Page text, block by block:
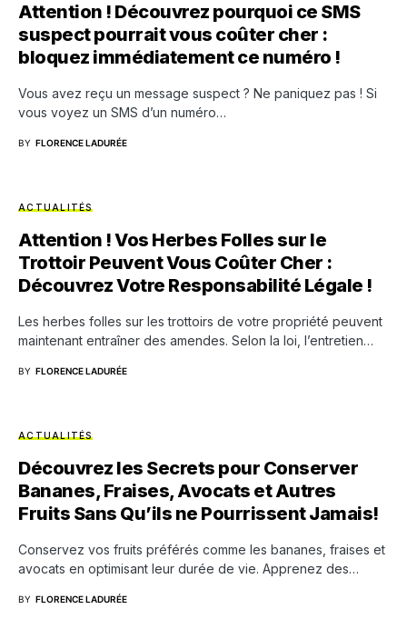
Attention ! Découvrez pourquoi ce SMS
suspect pourrait vous coûter cher :
bloquez immédiatement ce numéro !
Vous avez reçu un message suspect ? Ne paniquez pas ! Si
vous voyez un SMS d’un numéro…
BY FLORENCE LADURÉE
ACTUALITÉS
Attention ! Vos Herbes Folles sur le
Trottoir Peuvent Vous Coûter Cher :
Découvrez Votre Responsabilité Légale !
Les herbes folles sur les trottoirs de votre propriété peuvent
maintenant entraîner des amendes. Selon la loi, l’entretien…
BY FLORENCE LADURÉE
ACTUALITÉS
Découvrez les Secrets pour Conserver
Bananes, Fraises, Avocats et Autres
Fruits Sans Qu’ils ne Pourrissent Jamais!
Conservez vos fruits préférés comme les bananes, fraises et
avocats en optimisant leur durée de vie. Apprenez des…
BY FLORENCE LADURÉE